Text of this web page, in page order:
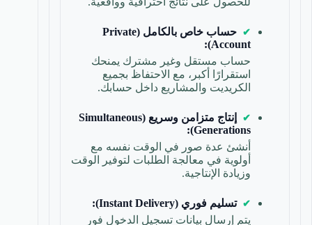
حساب خاص بالكامل (Private
Account):
حساب مستقل وغير مشترك يمنحك
استقرارًا أكبر، مع الاحتفاظ بجميع
الكريديت والمشاريع داخل حسابك.
إنتاج متزامن وسريع (Simultaneous
Generations):
أنشئ عدة صور في الوقت نفسه مع
أولوية في معالجة الطلبات لتوفير الوقت
وزيادة الإنتاجية.
تسليم فوري (Instant Delivery):
يتم إرسال بيانات تسجيل الدخول فور